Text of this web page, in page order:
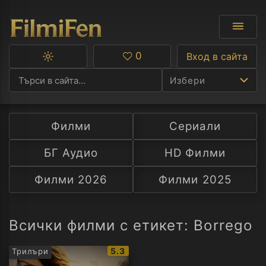
Избери
Ф
С
А
Превключване
тъмна
тема
Любими
0 Вход в сайта
Филми
Сериали
БГ Аудио
HD Филми
Филми 2026
Филми 2025
Всички филми с етикет: Borrego
Трилъри
IMDb
рейтинг:
5.3